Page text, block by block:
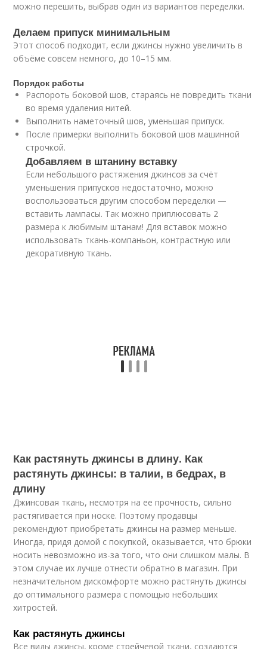
можно перешить, выбрав один из вариантов переделки.
Делаем припуск минимальным
Этот способ подходит, если джинсы нужно увеличить в
объёме совсем немного, до 10–15 мм.
Порядок работы
Распороть боковой шов, стараясь не повредить ткани
во время удаления нитей.
Выполнить наметочный шов, уменьшая припуск.
После примерки выполнить боковой шов машинной
строчкой.
Добавляем в штанину вставку
Если небольшого растяжения джинсов за счёт
уменьшения припусков недостаточно, можно
воспользоваться другим способом переделки —
вставить лампасы. Так можно приплюсовать 2
размера к любимым штанам! Для вставок можно
использовать ткань-компаньон, контрастную или
декоративную ткань.
Как растянуть джинсы в длину. Как
растянуть джинсы: в талии, в бедрах, в
длину
Джинсовая ткань, несмотря на ее прочность, сильно
растягивается при носке. Поэтому продавцы
рекомендуют приобретать джинсы на размер меньше.
Иногда, придя домой с покупкой, оказывается, что брюки
носить невозможно из-за того, что они слишком малы. В
этом случае их лучше отнести обратно в магазин. При
незначительном дискомфорте можно растянуть джинсы
до оптимального размера с помощью небольших
хитростей.
Как растянуть джинсы
Все виды джинсы, кроме стрейчевой ткани, создаются